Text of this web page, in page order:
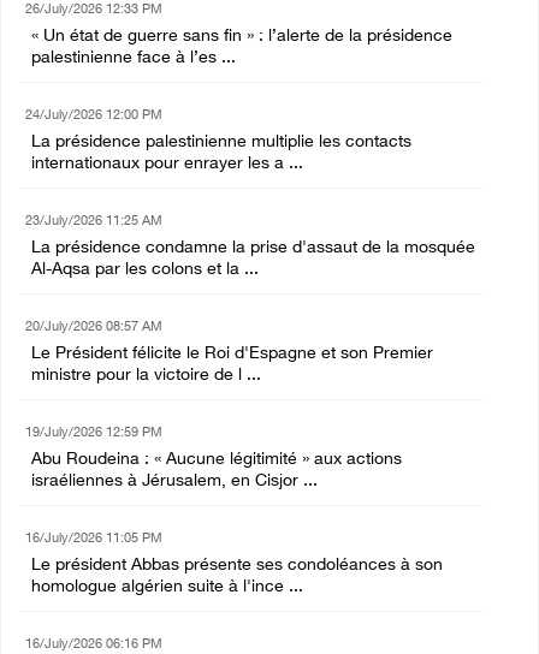
26/July/2026 12:33 PM
« Un état de guerre sans fin » : l’alerte de la présidence
palestinienne face à l’es ...
24/July/2026 12:00 PM
La présidence palestinienne multiplie les contacts
internationaux pour enrayer les a ...
23/July/2026 11:25 AM
La présidence condamne la prise d'assaut de la mosquée
Al-Aqsa par les colons et la ...
20/July/2026 08:57 AM
Le Président félicite le Roi d'Espagne et son Premier
ministre pour la victoire de l ...
19/July/2026 12:59 PM
Abu Roudeina : « Aucune légitimité » aux actions
israéliennes à Jérusalem, en Cisjor ...
16/July/2026 11:05 PM
Le président Abbas présente ses condoléances à son
homologue algérien suite à l'ince ...
16/July/2026 06:16 PM